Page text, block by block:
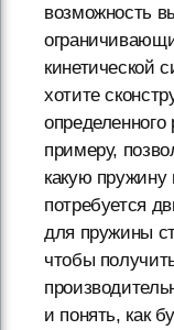
возможность
кинетической
хотите
примеру,
какую пружину
потребуется
для пружины
чтобы
и понять, как